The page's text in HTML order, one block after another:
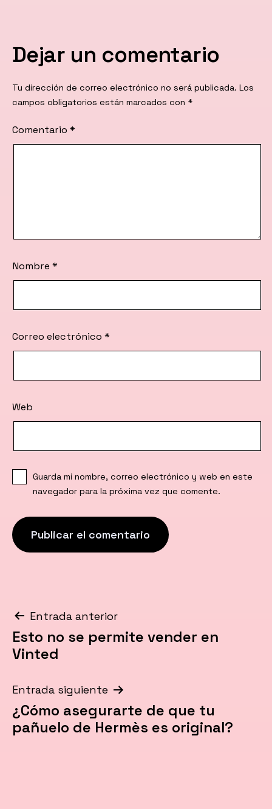
Dejar un comentario
Tu dirección de correo electrónico no será publicada. Los
campos obligatorios están marcados con *
Comentario *
Nombre *
Correo electrónico *
Web
Guarda mi nombre, correo electrónico y web en este
navegador para la próxima vez que comente.
Navegación
de
Entrada anterior
Esto no se permite vender en
Vinted
Entrada siguiente
¿Cómo asegurarte de que tu
pañuelo de Hermès es original?